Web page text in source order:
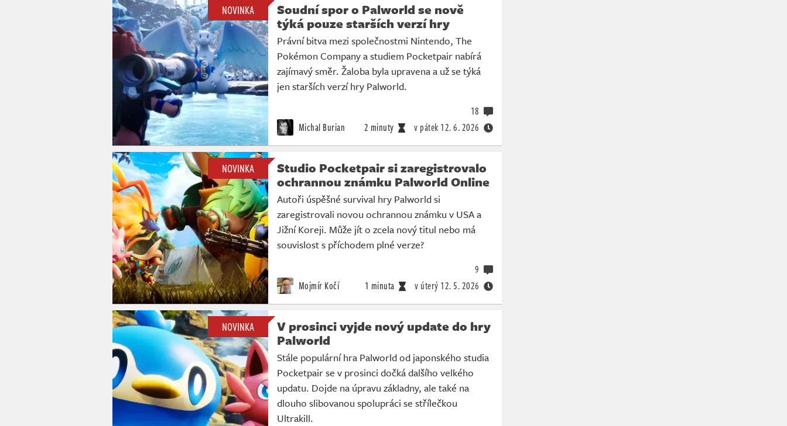
NOVINKA
Soudní spor o Palworld se nově
týká pouze starších verzí hry
Právní bitva mezi společnostmi Nintendo, The
Pokémon Company a studiem Pocketpair nabírá
zajímavý směr. Žaloba byla upravena a už se týká
jen starších verzí hry Palworld.
Michal Burian 2 minuty v pátek 12. 6. 2026
18
NOVINKA
Studio Pocketpair si zaregistrovalo
ochrannou známku Palworld Online
Autoři úspěšné survival hry Palworld si
zaregistrovali novou ochrannou známku v USA a
Jižní Koreji. Může jít o zcela nový titul nebo má
souvislost s příchodem plné verze?
Mojmír Kočí 1 minuta v úterý 12. 5. 2026
9
NOVINKA
V prosinci vyjde nový update do hry
Palworld
Stále populární hra Palworld od japonského studia
Pocketpair se v prosinci dočká dalšího velkého
updatu. Dojde na úpravu základny, ale také na
dlouho slibovanou spolupráci se střílečkou
Ultrakill.